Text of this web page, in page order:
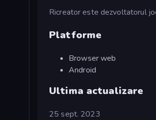
Ricreator este dezvoltatorul
Platforme
Browser web
Android
Ultima actualizare
25 sept. 2023